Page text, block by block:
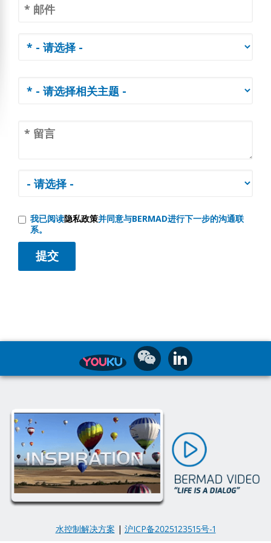
我已阅读隐私政策并同意与BERMAD进行下一步的沟通联
系。
水控制解决方案 | 沪ICP备2025123515号-1